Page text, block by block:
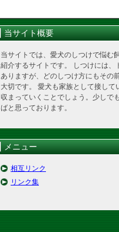
当サイト概要
当サイトでは、愛犬のしつけで悩む
紹介するサイトです。 しつけには、
ありますが、どのしつけ方にもその
大切です。 愛犬も家族として接して
収まっていくことでしょう。少しで
ばと思っております。
メニュー
相互リンク
リンク集